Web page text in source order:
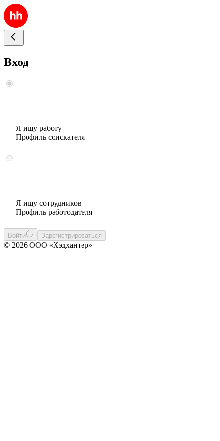
Вход
Я ищу работу
Профиль соискателя
Я ищу сотрудников
Профиль работодателя
Войти Зарегистрироваться
© 2026 ООО «Хэдхантер»